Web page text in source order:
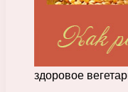
здоровое